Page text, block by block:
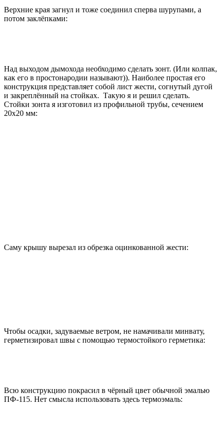
Верхние края загнул и тоже соединил сперва шурупами, а
потом заклёпками:
Над выходом дымохода необходимо сделать зонт. (Или колпак,
как его в простонародии называют)). Наиболее простая его
конструкция представляет собой лист жести, согнутый дугой
и закреплённый на стойках. Такую я и решил сделать.
Стойки зонта я изготовил из профильной трубы, сечением
20х20 мм:
Саму крышу вырезал из обрезка оцинкованной жести:
Чтобы осадки, задуваемые ветром, не намачивали минвату,
герметизировал швы с помощью термостойкого герметика:
Всю конструкцию покрасил в чёрный цвет обычной эмалью
ПФ-115. Нет смысла использовать здесь термоэмаль: